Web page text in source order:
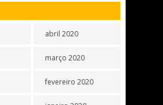
abril 2020
março 2020
fevereiro 2020